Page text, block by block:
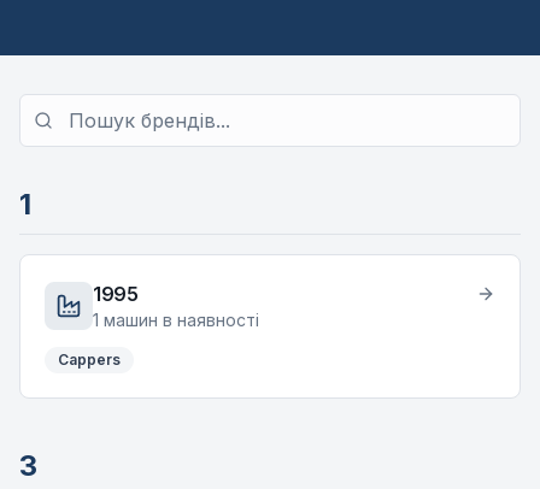
1
1995
1 машин в наявності
Cappers
3